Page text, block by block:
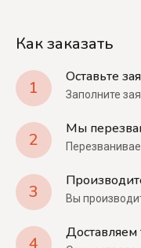
Как заказать
1
Оставьте
Заполните
2
Мы
3 Вы
Доставляем